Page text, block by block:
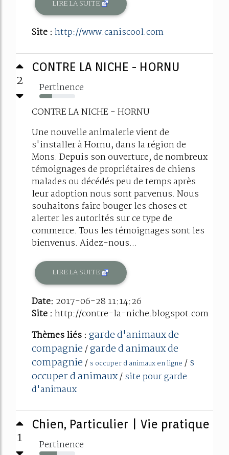
LIRE LA SUITE
Site : http://www.caniscool.com
2
CONTRE LA NICHE - HORNU
Pertinence
35%
CONTRE LA NICHE - HORNU
Une nouvelle animalerie vient de
s'installer à Hornu, dans la région de
Mons. Depuis son ouverture, de nombreux
témoignages de propriétaires de chiens
malades ou décédés peu de temps après
leur adoption nous sont parvenus. Nous
souhaitons faire bouger les choses et
alerter les autorités sur ce type de
commerce. Tous les témoignages sont les
bienvenus. Aidez-nous...
LIRE LA SUITE
Date: 2017-06-28 11:14:26
Site : http://contre-la-niche.blogspot.com
Thèmes liés : garde d'animaux de
compagnie/garde d animaux de
compagnie/ s occuper d animaux en ligne /s
occuper d animaux/site pour garde
d'animaux
1
Chien, Particulier | Vie pratique
Pertinence